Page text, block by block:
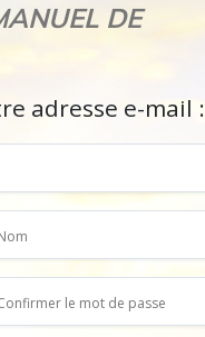
DE
adresse e-mail :